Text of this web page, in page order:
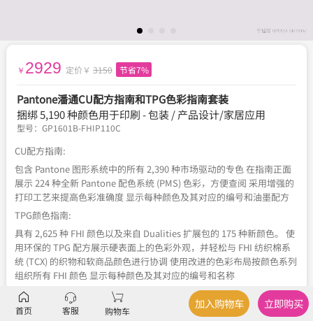
￥ 2929 定价￥ 3150 节省7%
Pantone潘通CU配方指南和TPG色彩指南套装
捆绑 5,190 种颜色用于印刷 - 包装 / 产品设计/家居应用
型号： GP1601B-FHIP110C
CU配方指南:
包含 Pantone 图形系统中的所有 2,390 种市场驱动的专色 在指南正面
展示 224 种全新 Pantone 配色系统 (PMS) 色彩，方便查阅 采用增强的
打印工艺来提高色彩准确度 显示每种颜色及其对应的编号和油墨配方
TPG颜色指南:
具有 2,625 种 FHI 颜色以及来自 Dualities 扩展包的 175 种新颜色。 使
用环保的 TPG 配方展示硬表面上的色彩外观，并轻松与 FHI 纺织棉系
统 (TCX) 的织物和软商品颜色进行协调 使用改进的色彩布局按颜色系列
组织所有 FHI 颜色 显示每种颜色及其对应的编号和名称
描述 产品规格 产品应用
首页 客服 购物车
加入购物车 立即购买